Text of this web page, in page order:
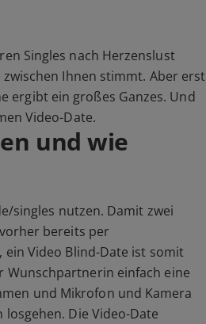
Singles nach Herzenslust
Ihnen stimmt. Aber erst
ergibt ein großes Ganzes. Und
Video-Date.
und wie
singles nutzen. Damit zwei
bereits per
Video Blind-Date ist somit
Wunschpartnerin einfach eine
und Mikrofon und Kamera
Die Video-Date